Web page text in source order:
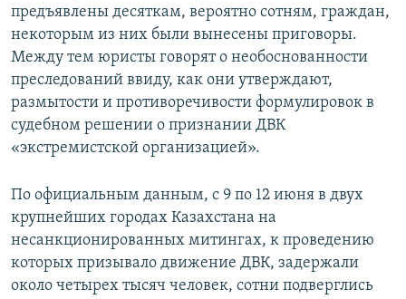
предъявлены десяткам, вероятно сотням, граждан,
некоторым из них были вынесены приговоры.
Между тем юристы говорят о необоснованности
преследований ввиду, как они утверждают,
размытости и противоречивости формулировок в
судебном решении о признании ДВК
«экстремистской организацией».
По официальным данным, с 9 по 12 июня в двух
крупнейших городах Казахстана на
несанкционированных митингах, к проведению
которых призывало движение ДВК, задержали
около четырех тысяч человек, сотни подверглись